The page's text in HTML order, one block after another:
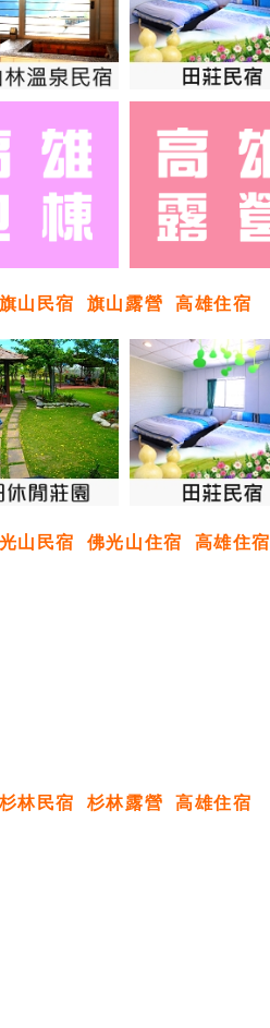
旗山民宿 旗山露營 高雄住宿
山民宿 佛光山住宿 高雄住宿
杉林民宿 杉林露營 高雄住宿